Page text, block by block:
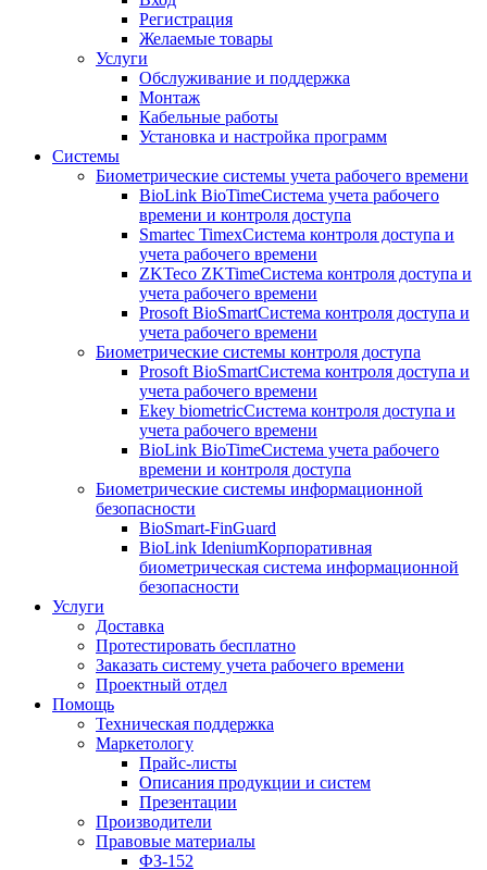
Регистрация
Желаемые товары
Услуги
Обслуживание и поддержка
Монтаж
Кабельные работы
Установка и настройка программ
Системы
Биометрические системы учета рабочего времени
BioLink BioTimeСистема учета рабочего
времени и контроля доступа
Smartec TimexСистема контроля доступа и
учета рабочего времени
ZKTeco ZKTimeСистема контроля доступа и
учета рабочего времени
Prosoft BioSmartСистема контроля доступа и
учета рабочего времени
Биометрические системы контроля доступа
Prosoft BioSmartСистема контроля доступа и
учета рабочего времени
Ekey biometricСистема контроля доступа и
учета рабочего времени
BioLink BioTimeСистема учета рабочего
времени и контроля доступа
Биометрические системы информационной
безопасности
BioSmart-FinGuard
BioLink IdeniumКорпоративная
биометрическая система информационной
безопасности
Услуги
Доставка
Протестировать бесплатно
Заказать систему учета рабочего времени
Проектный отдел
Помощь
Техническая поддержка
Маркетологу
Прайс-листы
Описания продукции и систем
Презентации
Производители
Правовые материалы
ФЗ-152